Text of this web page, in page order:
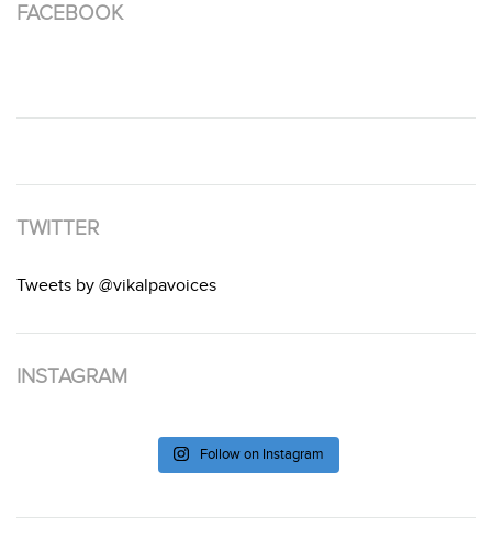
FACEBOOK
TWITTER
Tweets by @vikalpavoices
INSTAGRAM
Follow on Instagram